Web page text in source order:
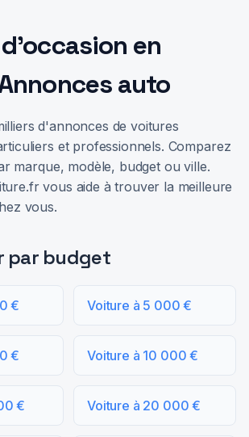
en
auto
d'annonces de voitures
et professionnels. Comparez
marque, modèle, budget ou ville.
vous aide à trouver la meilleure
vous.
par budget
€ Voiture à 5 000 €
€ Voiture à 10 000 €
€ Voiture à 20 000 €